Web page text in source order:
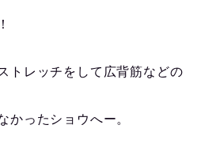
トレッチをして広背筋などの
かったショウへー。